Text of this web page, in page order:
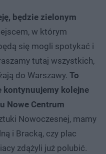
będzie zielonym
w którym
się mogli spotykać i
tutaj wszystkich,
do Warszawy. To
kontynuujemy kolejne
Nowe Centrum
Nowoczesnej, mamy
i Bracką, czy plac
zdążyli już polubić.